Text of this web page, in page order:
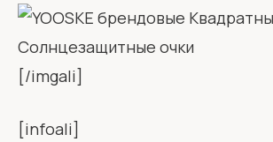
[/imgali]
[infoali]